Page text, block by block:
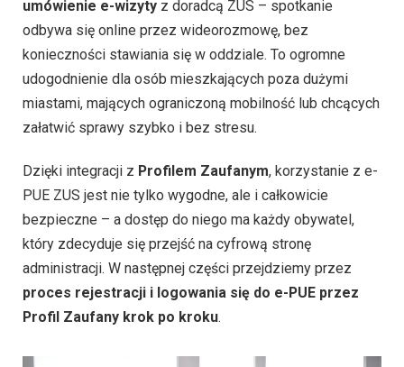
umówienie e-wizyty z doradcą ZUS – spotkanie
odbywa się online przez wideorozmowę, bez
konieczności stawiania się w oddziale. To ogromne
udogodnienie dla osób mieszkających poza dużymi
miastami, mających ograniczoną mobilność lub chcących
załatwić sprawy szybko i bez stresu.
Dzięki integracji z Profilem Zaufanym, korzystanie z e-
PUE ZUS jest nie tylko wygodne, ale i całkowicie
bezpieczne – a dostęp do niego ma każdy obywatel,
który zdecyduje się przejść na cyfrową stronę
administracji. W następnej części przejdziemy przez
proces rejestracji i logowania się do e-PUE przez
Profil Zaufany krok po kroku.